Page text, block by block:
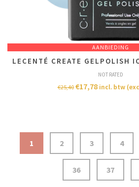
AANBIEDING
LECENTÉ CREATE GELPOLISH
NOT RATED
€25,40 €17,78 incl. btw
1 2 3 4
36 37